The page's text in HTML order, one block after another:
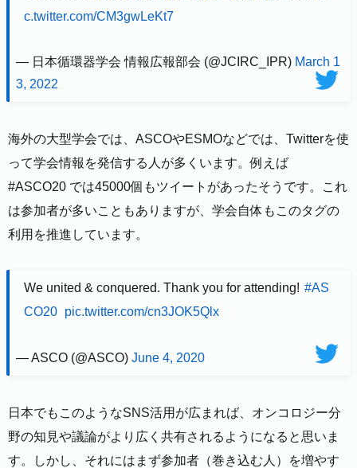
c.twitter.com/CM3gwLeKt7
— 日本循環器学会 情報広報部会 (@JCIRC_IPR) March 1
3, 2022
海外の大型学会では、ASCOやESMOなどでは、Twitterを使
って学会情報を発信する人が多くいます。例えば
#ASCO20 では45000個もツイートがあったそうです。これ
は参加者が多いこともありますが、学会自体もこのタグの
利用を推進しています。
We united & conquered. Thank you for attending! #AS
CO20 pic.twitter.com/cn3JOK5Qlx
— ASCO (@ASCO) June 4, 2020
日本でもこのようなSNS活用が広まれば、オンコロジー分
野の知見や議論がより広く共有されるようになると思いま
す。しかし、それにはまず参加者（巻き込む人）を増やす